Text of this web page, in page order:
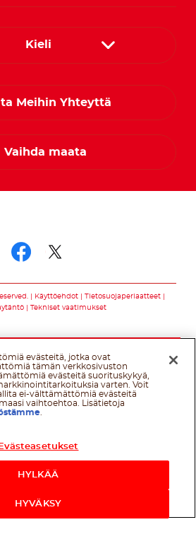
Kieli
Danish
Norwegian
Meihin Yhteyttä
Vaihda maata
Käyttöehdot
Tietosuojaperiaatteet
Tekniset vaatimukset
evästeitä, jotka ovat
tämän verkkosivuston
evästeitä suorituskykyä,
varten. Voit
ei-välttämättömiä evästeitä
vaihtoehtoa. Lisätietoja
Evästeasetukset
HYLKÄÄ
HYVÄKSY